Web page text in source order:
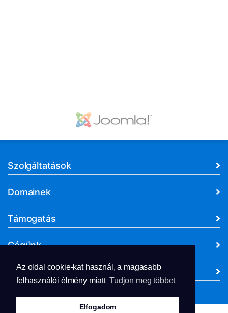
Az oldal cookie-kat használ, a magasabb
felhasználói élmény miatt Tudjon meg többet
Elfogadom
Szolgáltatások
Domainek
Támogatás
Cégünk
Dokumentumok